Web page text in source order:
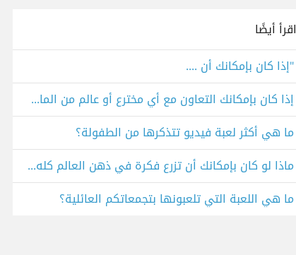
اقرأ أيضًا
"إذا كان بإمكانك أن ....
إذا كان بإمكانك التعاون مع أي مخترع أو عالم من الماضي، من ستختار ولماذا؟
ما هي أكثر لعبة فيديو تتذكرها من الطفولة؟
ماذا لو كان بإمكانك أن تزرع فكرة في ذهن العالم كله، ما هي الفكرة التي ستختارها؟
ما هي اللعبة التي تلعبونها بتجمعاتكم العائلية؟